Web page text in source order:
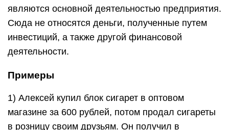
являются основной деятельностью предприятия.
Сюда не относятся деньги, полученные путем
инвестиций, а также другой финансовой
деятельности.
Примеры
1) Алексей купил блок сигарет в оптовом
магазине за 600 рублей, потом продал сигареты
в розницу своим друзьям. Он получил в